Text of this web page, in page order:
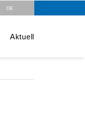
DE
Aktuell